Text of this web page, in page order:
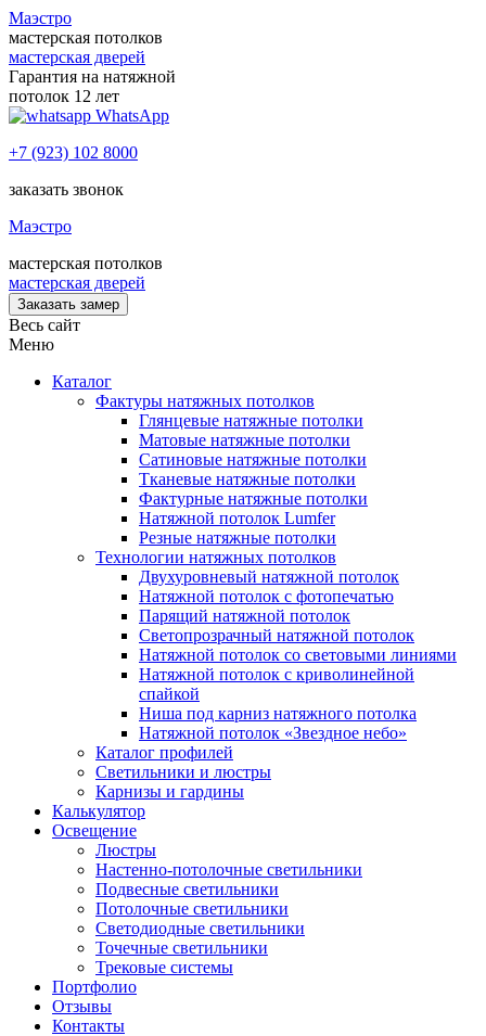
Маэстро
мастерская потолков
мастерская дверей
Гарантия на натяжной
потолок 12 лет
WhatsApp
+7 (923) 102 8000
заказать звонок
Маэстро
мастерская потолков
мастерская дверей
Заказать замер
Весь сайт
Меню
Каталог
Фактуры натяжных потолков
Глянцевые натяжные потолки
Матовые натяжные потолки
Сатиновые натяжные потолки
Тканевые натяжные потолки
Фактурные натяжные потолки
Натяжной потолок Lumfer
Резные натяжные потолки
Технологии натяжных потолков
Двухуровневый натяжной потолок
Натяжной потолок с фотопечатью
Парящий натяжной потолок
Светопрозрачный натяжной потолок
Натяжной потолок со световыми линиями
Натяжной потолок с криволинейной
спайкой
Ниша под карниз натяжного потолка
Натяжной потолок «Звездное небо»
Каталог профилей
Светильники и люстры
Карнизы и гардины
Калькулятор
Освещение
Люстры
Настенно-потолочные светильники
Подвесные светильники
Потолочные светильники
Светодиодные светильники
Точечные светильники
Трековые системы
Портфолио
Отзывы
Контакты